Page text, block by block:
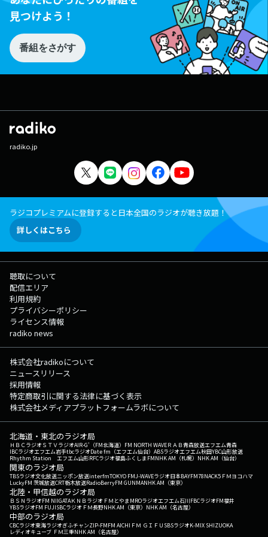
見つけよう！
番組をさがす
radiko.jp
ラジコプレミアムに登録すると日本全国のラジオが聴き放題！
詳しくはこちら
聴取について
配信エリア
利用規約
プライバシーポリシー
ライセンス情報
radiko news
株式会社radikoについて
ニュースリリース
採用情報
特定商取引に関する法律に基づく表示
株式会社メディアプラットフォームラボについて
北海道・東北のラジオ局
ＨＢＣラジオＳＴＶラジオAIR-G'（FM北海道） FM NORTH WAVEＲＡＢ青森放送エフエム青森
IBCラジオエフエム岩手tbcラジオDate fm（エフエム仙台） ABSラジオエフエム秋田YBC山形放送
Rhythm Station エフエム山形RFCラジオ福島ふくしまFMNHK AM（札幌） NHK AM（仙台）
関東のラジオ局
TBSラジオ文化放送ニッポン放送interfmTOKYO FMJ-WAVEラジオ日本BAYFM78NACK5 ＦＭヨコハマ
LuckyFM 茨城放送CRT栃木放送RadioBerryFM GUNMANHK AM（東京）
北陸・甲信越のラジオ局
ＢＳＮラジオFM NIIGATAＫＮＢラジオ ＦＭとやまMROラジオエフエム石川FBCラジオFM福井
YBSラジオFM FUJISBCラジオ ＦＭ長野NHK AM（東京） NHK AM（名古屋）
中部のラジオ局
CBCラジオ東海ラジオぎふチャンZIP-FMFM AICHI ＦＭ ＧＩＦＵ SBSラジオK-MIX SHIZUOKA
レディオキューブ ＦＭ三重NHK AM（名古屋）